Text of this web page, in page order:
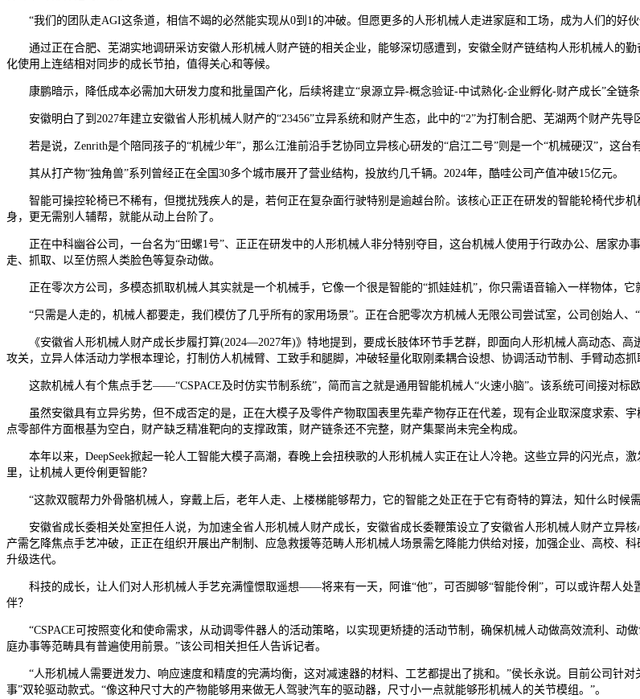
“我们的团队走AGI这条道，相信不竭的必然能实现从0到1的冲破。但愿更多的人形机械人走进家庭和工场，成为人们的好伙
通过正在合肥、芜湖实地调研采访安徽人形机械人财产链的相关企业，能够深切感遭到，安徽全财产链结构人形机械人的
化使用上连结相对同步的成长节拍，值得关心和等候。
康鹏暗示，降低成本必需加大研发力度和批量国产化，后续将建立“泉源立异-概念验证-中试熟化-企业孵化-财产成长”全链
安徽明白了到2027年建立安徽省人形机械人财产的“23456”立异系统和财产生态，此中的“2”为打制合肥、芜湖两个财产先导
若是说，Zenrith是个陪同孩子的“机械少年”，那么江淮前沿手艺协同立异核心研发的“启江二号”则是一个“机械硬汉”，这台
其从打产物“独角兽”系列曾经正在全国30多个城市展开了营业结构，投放约几千辆。2024年，酷哇公司产值冲破15亿元。
智能可操控轮椅已不稀有，但搅扰残疾人的是，若何正在复杂面行驶特别是逾越台阶。该核心正正在研发的智能轮椅代步
身，更无需别人辅帮，就能从动上台阶了。
正在中科幽谷公司，一台名为“田螺1号”、正正在研发中的人形机械人非分特别夺目，这台机械人使用于行政办公、居家办
走、抓取、以至仿照人类脸色等复杂动做。
正在零次方公司，多模态抓取机械人其实就是一个机械手，它像一个很是智能的“抓娃娃机”，你只需语音输入一样物体，它
“只需是人走的，机械人都要走，我们模仿了几乎所有的家用场景”。正在合肥零次方机械人无限公司尝试室，公司创始人、
《安徽省人形机械人财产成长步履打算(2024—2027年)》特地提到，要成长肢体环节手艺群，即面向人形机械人高动态、高
攻关，立异人体活动力学根本理论，打制仿人机械臂、工致手和腿脚，冲破轻量化取刚柔耦合设想、协调活动节制、手臂动态抓
这款机械人有个焦点手艺——“CSPACE及时仿实节制系统”，简而言之就是通用智能机械人“火速小脑”。该系统可间接对标欧
虽然安徽具有立异劣势，但不成否定的是，正在大模子及零件产物取国表里先辈产物存正在代差，现有企业取深度求索、
点零部件方面根基为空白，财产缺乏精准靶向的支撑政策，财产链条还不完整，财产集聚尚未完全构成。
本年以来，DeepSeek掀起一轮人工智能大模子高潮，春晚上会扭秧歌的人形机械人实正在让人冷艳。这些立异的闪光点，
里，让机械人更伶俐更智能？
“这款双髋帮力外骨骼机械人，穿戴上后，老年人走、上楼梯能够帮力，它的智能之处正在于它有奇特的算法，知什么时候
安徽省成长委相关处室担任人说，为加速全省人形机械人财产成长，安徽省成长委鞭策设立了安徽省人形机械人财产立异
产需乞降焦点手艺冲破，正正在组织开展出产制制、应急救援等范畴人形机械人场景需乞降能力供给对接，加强企业、高校、
升级迭代。
科技的成长，让人们对人形机械人手艺充满憧憬取遥想——将来有一天，阿谁“他”，可否脚够“智能伶俐”，可以或许帮人处
伴？
“CSPACE可按照变化和使命需求，从动调零件器人的活动策略，以实现更矫捷的活动节制，确保机械人动做高效流利、动
庭办事等范畴具有普遍使用前景。”该公司相关担任人告诉记者。
“人形机械人需要迸发力、响应速度和精度的完满均衡，这对减速器的材料、工艺都提出了挑和。”侯长永说。目前公司针
事”双轮驱动款式。“像这种尺寸大的产物能够用来做无人驾驶汽车的驱动器，尺寸小一点就能够形机械人的关节模组。”。